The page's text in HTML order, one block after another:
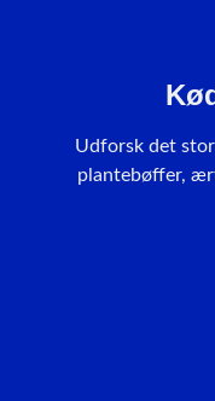
Udforsk det
plantebøffer,